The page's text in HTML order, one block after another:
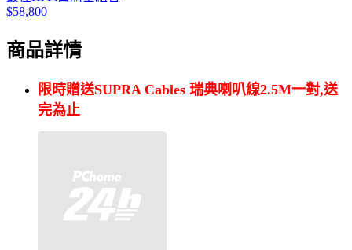
$58,800
商品詳情
限時贈送SUPRA Cables 瑞典喇叭線2.5M一對,送
完為止